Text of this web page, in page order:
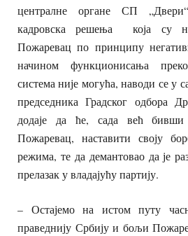
централне органе СП
кадровска решења која су
Пожаревац по принципу
начином функционисања
система није могућа, наводи се у
председника Градског одбора
додаје да ће, сада већ
Пожаревац, наставити своју
режима, те да демантовао да је
прелазак у владајућу партију.
– Остајемо на истом путу
праведнију Србију и бољи